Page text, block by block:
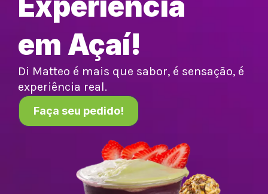
em Açaí!
Di Matteo é mais que sabor, é sensação, é
experiência real.
Faça seu pedido!